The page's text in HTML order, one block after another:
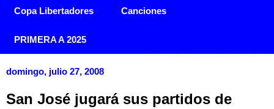
Copa Libertadores Canciones
PRIMERA A 2025
domingo, julio 27, 2008
San José jugará sus partidos de